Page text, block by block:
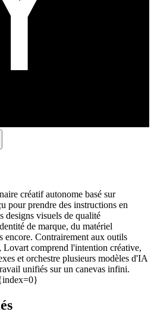
créatif autonome basé sur
pour prendre des instructions en
designs visuels de qualité
de marque, du matériel
encore. Contrairement aux outils
Lovart comprend l'intention créative,
et orchestre plusieurs modèles d'IA
unifiés sur un canevas infini.